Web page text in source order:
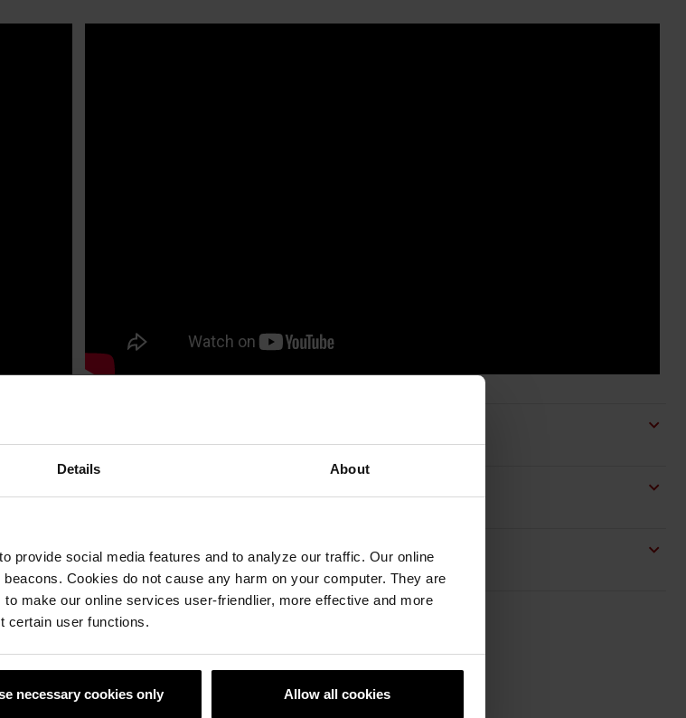
Details About
provide social media features and to analyze our traffic. Our online
Cookies do not cause any harm on your computer. They are
make our online services user-friendlier, more effective and more
certain user functions.
necessary cookies only Allow all cookies